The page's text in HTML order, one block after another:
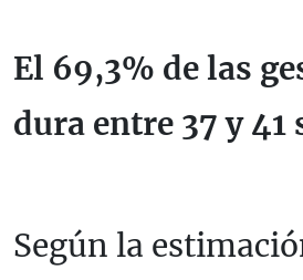
El 69,3% de las
dura entre 37 y 41
Según la